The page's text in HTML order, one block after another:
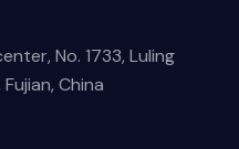
No. 1733, Luling
China